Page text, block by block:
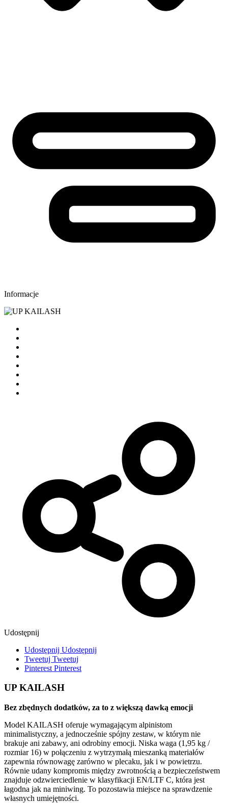
Informacje
Udostępnij
Udostępnij Udostępnij
Tweetuj Tweetuj
Pinterest Pinterest
UP KAILASH
Bez zbędnych dodatków, za to z większą dawką emocji
Model KAILASH oferuje wymagającym alpinistom
minimalistyczny, a jednocześnie spójny zestaw, w którym nie
brakuje ani zabawy, ani odrobiny emocji. Niska waga (1,95 kg /
rozmiar 16) w połączeniu z wytrzymałą mieszanką materiałów
zapewnia równowagę zarówno w plecaku, jak i w powietrzu.
Równie udany kompromis między zwrotnością a bezpieczeństwem
znajduje odzwierciedlenie w klasyfikacji EN/LTF C, która jest
łagodna jak na miniwing. To pozostawia miejsce na sprawdzenie
własnych umiejętności.